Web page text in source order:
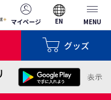
マイページ EN MENU
グッズ